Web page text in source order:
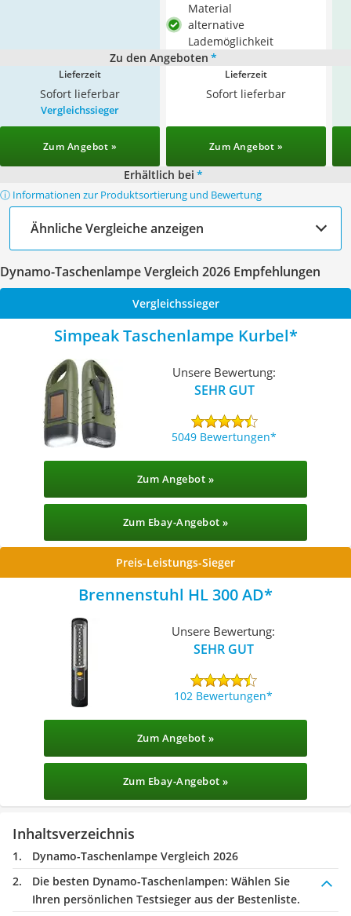
Material
alternative
Lademöglichkeit
Zu den Angeboten *
Lieferzeit
Sofort lieferbar
Lieferzeit
Sofort lieferbar
Vergleichssieger
Zum Angebot » Zum Angebot »
Erhältlich bei *
ⓘ Informationen zur Produktsortierung und Bewertung
Ähnliche Vergleiche anzeigen
Dynamo-Taschenlampe Vergleich 2026 Empfehlungen
Vergleichssieger
Simpeak Taschenlampe Kurbel
Unsere Bewertung:
SEHR GUT
5049 Bewertungen
Zum Angebot »
Zum Ebay-Angebot »
Preis-Leistungs-Sieger
Brennenstuhl HL 300 AD
Unsere Bewertung:
SEHR GUT
102 Bewertungen
Zum Angebot »
Zum Ebay-Angebot »
Inhaltsverzeichnis
Dynamo-Taschenlampe Vergleich 2026
Die besten Dynamo-Taschenlampen: Wählen Sie
Ihren persönlichen Testsieger aus der Bestenliste.